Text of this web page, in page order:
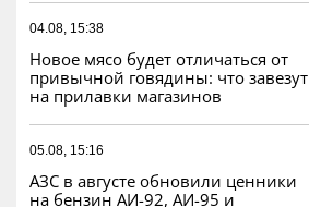
04.08, 15:38
Новое мясо будет отличаться от
привычной говядины: что завезут
на прилавки магазинов
05.08, 15:16
АЗС в августе обновили ценники
на бензин АИ-92, АИ-95 и